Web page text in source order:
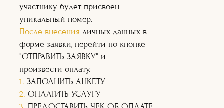
участнику будет присвоен
уникальный номер.
После внесения личных данных в
форме заявки, перейти по кнопке
"ОТПРАВИТЬ ЗАЯВКУ" и
произвести оплату.
1. ЗАПОЛНИТЬ АНКЕТУ
2. ОПЛАТИТЬ УСЛУГУ